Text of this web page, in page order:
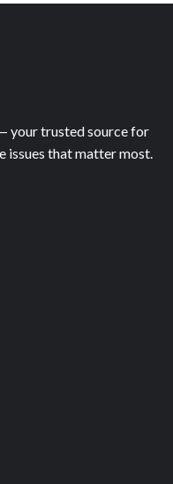
your trusted source for
issues that matter most.